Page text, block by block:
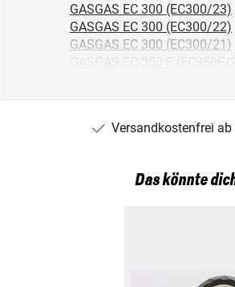
GASGAS EC 300 (EC300/23)
GASGAS EC 300 (EC300/22)
GASGAS EC 300 (EC300/21)
GASGAS EC 350 F (EC350F/
GASGAS MC 125 (MC125/
GASGAS MC 250 (MC250/
GASGAS MC 250 F
Versandkostenfrei
Das könnte